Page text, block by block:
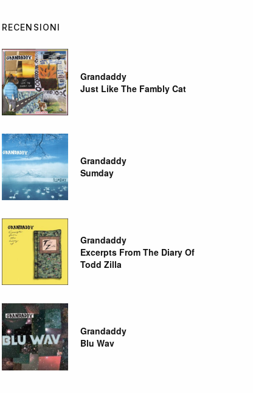
RECENSIONI
Grandaddy
Just Like The Fambly Cat
Grandaddy
Sumday
Grandaddy
Excerpts From The Diary Of
Todd Zilla
Grandaddy
Blu Wav